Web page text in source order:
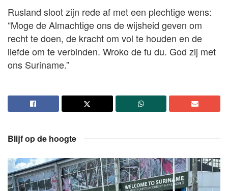
Rusland sloot zijn rede af met een plechtige wens:
“Moge de Almachtige ons de wijsheid geven om
recht te doen, de kracht om vol te houden en de
liefde om te verbinden. Wroko de fu du. God zij met
ons Suriname.”
Blijf op de hoogte